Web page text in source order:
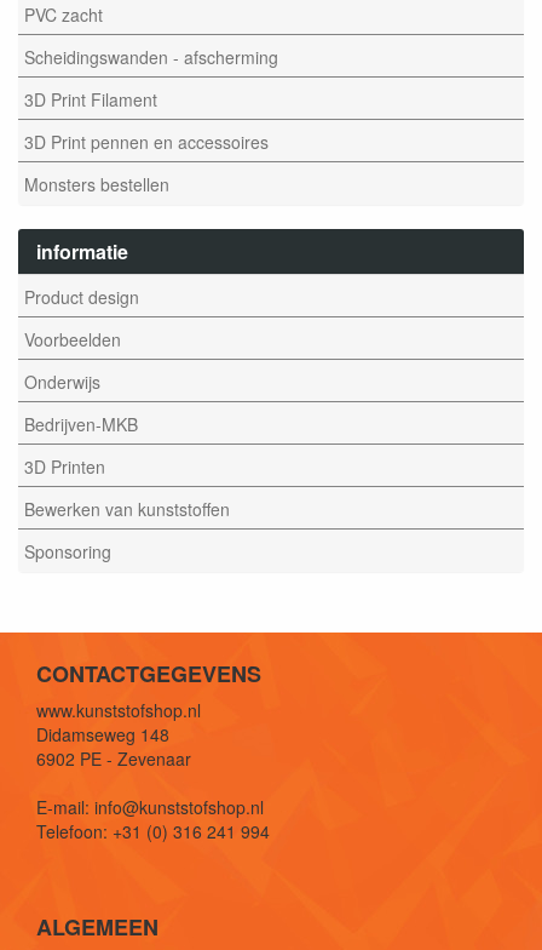
PVC zacht
Scheidingswanden - afscherming
3D Print Filament
3D Print pennen en accessoires
Monsters bestellen
informatie
Product design
Voorbeelden
Onderwijs
Bedrijven-MKB
3D Printen
Bewerken van kunststoffen
Sponsoring
CONTACTGEGEVENS
www.kunststofshop.nl
Didamseweg 148
6902 PE - Zevenaar
E-mail: info@kunststofshop.nl
Telefoon: +31 (0) 316 241 994
ALGEMEEN